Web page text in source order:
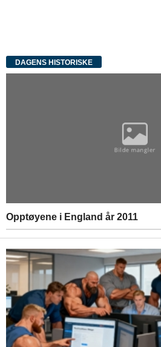
DAGENS HISTORISKE
Opptøyene i England år 2011